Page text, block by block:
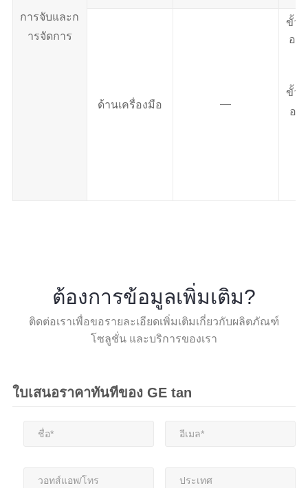
การจับและก
ารจัดการ
ด้านเครื่องมือ —
ขั้วต่
อร์
ขั้วต่
อร์
ต้องการข้อมูลเพิ่มเติม?
ติดต่อเราเพื่อขอรายละเอียดเพิ่มเติมเกี่ยวกับผลิตภัณฑ์
โซลูชั่น และบริการของเรา
ใบเสนอราคาทันทีของ GE tan